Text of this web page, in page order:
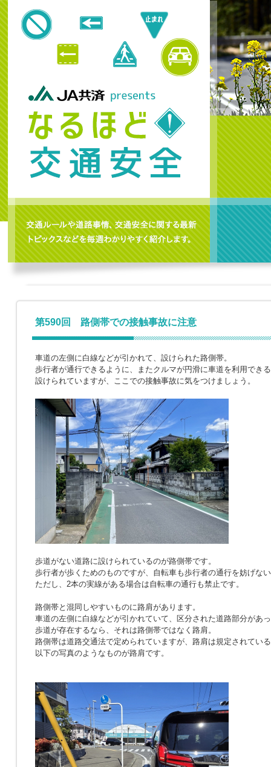
第590回 路側帯での接触事故に注意
車道の左側に白線などが引かれて、設けられた路側帯。
歩行者が通行できるように、またクルマが円滑に車道を利用でき
設けられていますが、ここでの接触事故に気をつけましょう。
歩道がない道路に設けられているのが路側帯です。
歩行者が歩くためのものですが、自転車も歩行者の通行を妨げな
ただし、2本の実線がある場合は自転車の通行も禁止です。
路側帯と混同しやすいものに路肩があります。
車道の左側に白線などが引かれていて、区分された道路部分があ
歩道が存在するなら、それは路側帯ではなく路肩。
路側帯は道路交通法で定められていますが、路肩は規定されてい
以下の写真のようなものが路肩です。